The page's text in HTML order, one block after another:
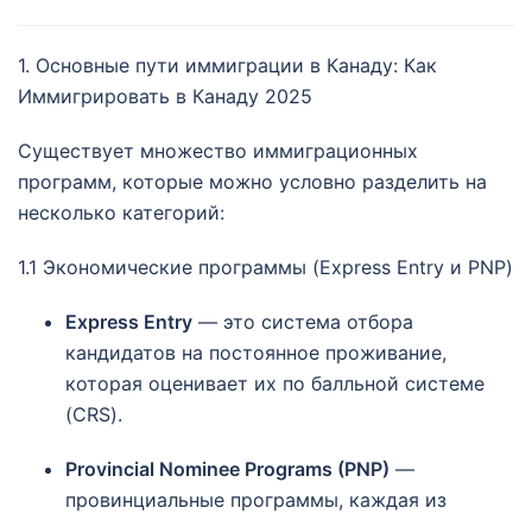
1. Основные пути иммиграции в Канаду: Как
Иммигрировать в Канаду 2025
Существует множество иммиграционных
программ, которые можно условно разделить на
несколько категорий:
1.1 Экономические программы (Express Entry и PNP)
Express Entry — это система отбора
кандидатов на постоянное проживание,
которая оценивает их по балльной системе
(CRS).
Provincial Nominee Programs (PNP) —
провинциальные программы, каждая из